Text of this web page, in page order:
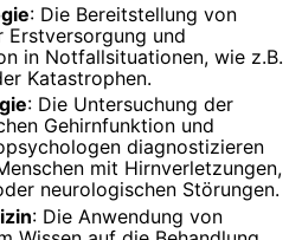
: Die Bereitstellung von
Erstversorgung und
in Notfallsituationen, wie z.B.
Katastrophen.
: Die Untersuchung der
Gehirnfunktion und
diagnostizieren
mit Hirnverletzungen,
neurologischen Störungen.
: Die Anwendung von